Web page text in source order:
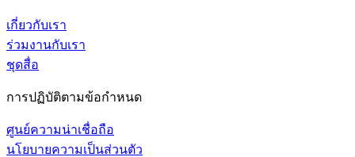
เกี่ยวกับเรา
ร่วมงานกับเรา
ชุดสื่อ
การปฏิบัติตามข้อกำหนด
ศูนย์ความน่าเชื่อถือ
นโยบายความเป็นส่วนตัว